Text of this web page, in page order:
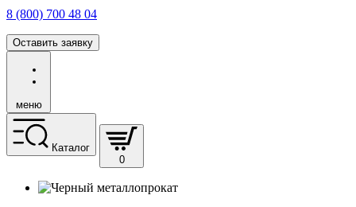
8 (800) 700 48 04
Оставить заявку
меню
Каталог
0